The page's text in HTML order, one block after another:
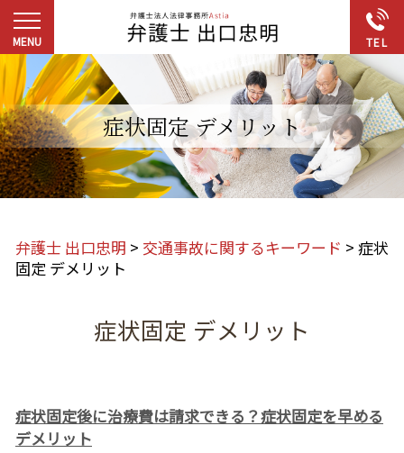
症状固定 デメリット
弁護士 出口忠明 > 交通事故に関するキーワード > 症状
固定 デメリット
症状固定 デメリット
症状固定後に治療費は請求できる？症状固定を早める
デメリット